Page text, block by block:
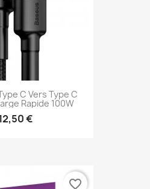
C Vers Type C
Rapide 100W
€
favorite_border